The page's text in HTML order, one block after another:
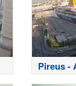
Pireus -